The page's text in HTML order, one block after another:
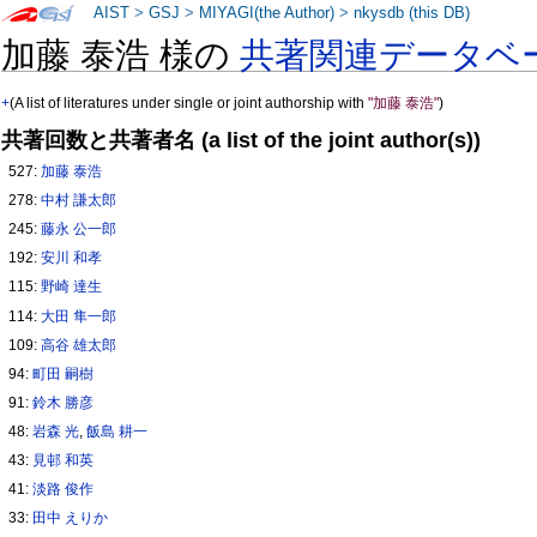
加藤 泰浩 様の共著関連データベ
+(A list of literatures under single or joint authorship with"加藤 泰浩")
共著回数と共著者名 (a list of the joint author(s))
527:加藤 泰浩
278:中村 謙太郎
245:藤永 公一郎
192:安川 和孝
115:野崎 達生
114:大田 隼一郎
109:高谷 雄太郎
94:町田 嗣樹
91:鈴木 勝彦
48:岩森 光 ,飯島 耕一
43: 見邨 和英
41:淡路 俊作
33: 田中 えりか
AIST >GSJ > MIYAGI(the Author) >nkysdb (this DB)